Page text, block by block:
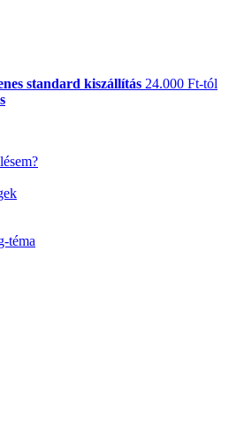
standard kiszállítás 24.000 Ft-tól
téma